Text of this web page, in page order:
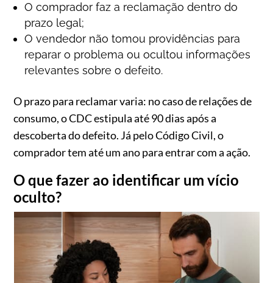
O comprador faz a reclamação dentro do
prazo legal;
O vendedor não tomou providências para
reparar o problema ou ocultou informações
relevantes sobre o defeito.
O prazo para reclamar varia: no caso de relações de
consumo, o CDC estipula até 90 dias após a
descoberta do defeito. Já pelo Código Civil, o
comprador tem até um ano para entrar com a ação.
O que fazer ao identificar um vício
oculto?